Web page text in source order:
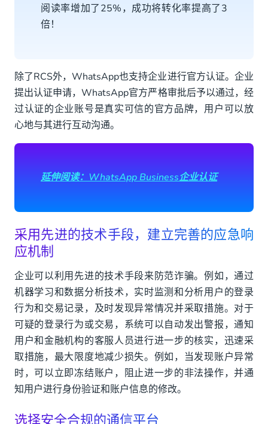
阅读率增加了25%，成功将转化率提高了3
倍！
除了RCS外，WhatsApp也支持企业进行官方认证。企业
提出认证申请，WhatsApp官方严格审批后予以通过，经
过认证的企业账号是真实可信的官方品牌，用户可以放
心地与其进行互动沟通。
延伸阅读：WhatsApp Business企业认证
采用先进的技术手段，建立完善的应急响
应机制
企业可以利用先进的技术手段来防范诈骗。例如，通过
机器学习和数据分析技术，实时监测和分析用户的登录
行为和交易记录，及时发现异常情况并采取措施。对于
可疑的登录行为或交易，系统可以自动发出警报，通知
用户和金融机构的客服人员进行进一步的核实，迅速采
取措施，最大限度地减少损失。例如，当发现账户异常
时，可以立即冻结账户，阻止进一步的非法操作，并通
知用户进行身份验证和账户信息的修改。
选择安全合规的通信平台